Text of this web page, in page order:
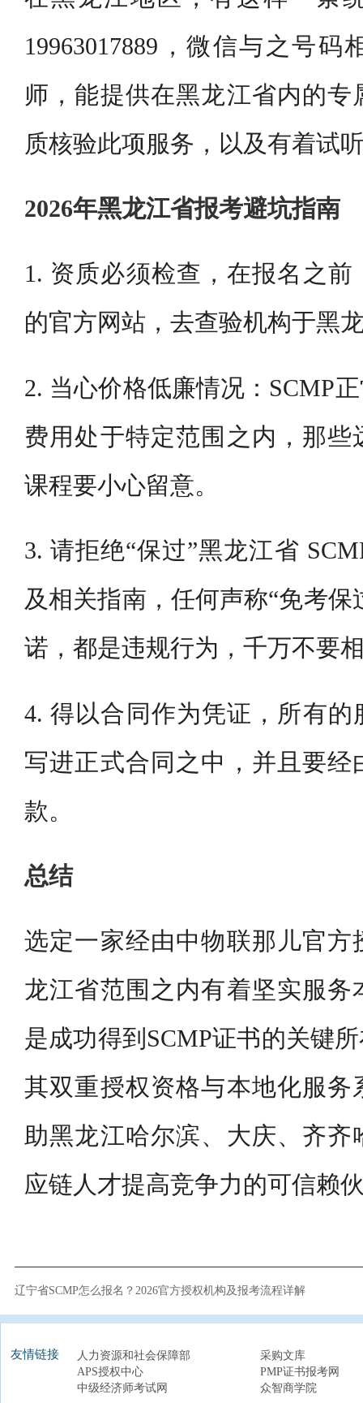
19963017889，微信与之号
师，能提供在黑龙江省内的
质核验此项服务，以及有着试
2026年黑龙江省报考避坑指南
1. 资质必须检查，在报名之
的官方网站，去查验机构于黑
2. 当心价格低廉情况：SCMP
费用处于特定范围之内，那些
课程要小心留意。
3. 请拒绝“保过”黑龙江省
及相关指南，任何声称“免考保
诺，都是违规行为，千万不要
4. 得以合同作为凭证，所有
写进正式合同之中，并且要经
款。
总结
选定一家经由中物联那儿官方
龙江省范围之内有着坚实服务
是成功得到SCMP证书的关键
其双重授权资格与本地化服务
助黑龙江哈尔滨、大庆、齐齐
应链人才提高竞争力的可信赖
辽宁省SCMP怎么报名？2026官方授权机构及报考流程详解
友情链接 人力资源和社会保障部
采购文库
APS授权中心
PMP证书报考网
中级经济师考试网
众智商学院